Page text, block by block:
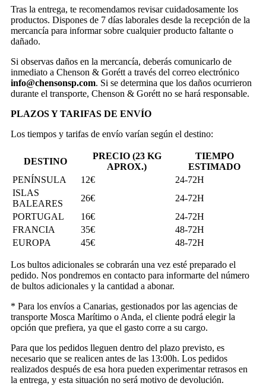
Tras la entrega, te recomendamos revisar cuidadosamente los
productos. Dispones de 7 días laborales desde la recepción de la
mercancía para informar sobre cualquier producto faltante o
dañado.
Si observas daños en la mercancía, deberás comunicarlo de
inmediato a Chenson & Gorétt a través del correo electrónico
info@chensonsp.com. Si se determina que los daños ocurrieron
durante el transporte, Chenson & Gorétt no se hará responsable.
PLAZOS Y TARIFAS DE ENVÍO
Los tiempos y tarifas de envío varían según el destino:
DESTINO
PRECIO (23 KG
APROX.)
TIEMPO
ESTIMADO
PENÍNSULA
12€
24-72H
ISLAS
BALEARES
26€
24-72H
PORTUGAL
16€
24-72H
FRANCIA
35€
48-72H
EUROPA
45€ 48-72H
Los bultos adicionales se cobrarán una vez esté preparado el
pedido. Nos pondremos en contacto para informarte del número
de bultos adicionales y la cantidad a abonar.
* Para los envíos a Canarias, gestionados por las agencias de
transporte Mosca Marítimo o Anda, el cliente podrá elegir la
opción que prefiera, ya que el gasto corre a su cargo.
Para que los pedidos lleguen dentro del plazo previsto, es
necesario que se realicen antes de las 13:00h. Los pedidos
realizados después de esa hora pueden experimentar retrasos en
la entrega, y esta situación no será motivo de devolución.